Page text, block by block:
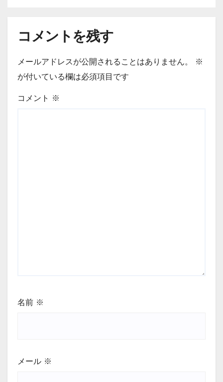
コメントを残す
メールアドレスが公開されることはありません。
※
が付いている欄は必須項目です
コメント ※
名前 ※
メール ※